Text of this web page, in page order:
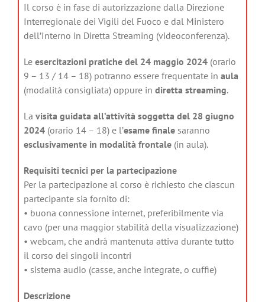
Il corso è in fase di autorizzazione dalla Direzione
Interregionale dei Vigili del Fuoco e dal Ministero
dell’Interno in Diretta Streaming (videoconferenza).
Le esercitazioni pratiche del 24 maggio 2024(orario
9 – 13 / 14 – 18) potranno essere frequentate in aula
(modalità consigliata) oppure in diretta streaming.
La visita guidata all’attività soggetta del 28 giugno
2024(orario 14 – 18) e l’esame finalesaranno
esclusivamente in modalità frontale(in aula).
Requisiti tecnici per la partecipazione
Per la partecipazione al corso è richiesto che ciascun
partecipante sia fornito di:
• buona connessione internet, preferibilmente via
cavo (per una maggior stabilità della visualizzazione)
• webcam, che andrà mantenuta attiva durante tutto
il corso dei singoli incontri
• sistema audio (casse, anche integrate, o cuffie)
Descrizione